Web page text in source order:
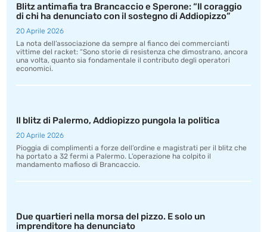
Blitz antimafia tra Brancaccio e Sperone: “Il coraggio
di chi ha denunciato con il sostegno di Addiopizzo”
20 Aprile 2026
La nota dell’associazione da sempre al fianco dei commercianti
vittime del racket: “Sono storie di resistenza che dimostrano, ancora
una volta, quanto sia fondamentale il contributo degli operatori
economici.
Il blitz di Palermo, Addiopizzo pungola la politica
20 Aprile 2026
Pioggia di complimenti a forze dell’ordine e magistrati per il blitz che
ha portato a 32 fermi a Palermo. L’operazione ha colpito il
mandamento mafioso di Brancaccio.
Due quartieri nella morsa del pizzo. E solo un
imprenditore ha denunciato